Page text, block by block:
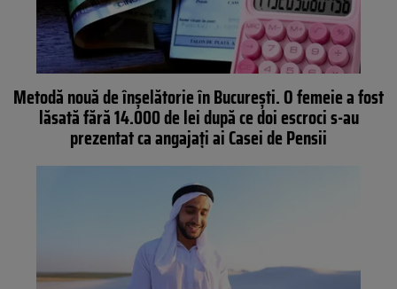
Metodă nouă de înșelătorie în București. O femeie a fost
lăsată fără 14.000 de lei după ce doi escroci s-au
prezentat ca angajați ai Casei de Pensii